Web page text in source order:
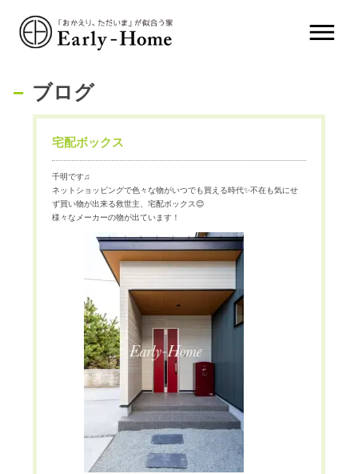
ブログ
宅配ボックス
千明です♫
ネットショッピングで色々な物がいつでも買える時代✨不在も気にせ
ず買い物が出来る救世主、宅配ボックス😊
様々なメーカーの物が出ています！